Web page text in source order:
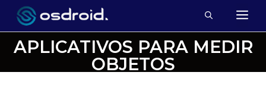
APLICATIVOS PARA MEDIR
OBJETOS